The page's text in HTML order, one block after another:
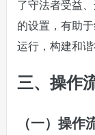
了守法者受益
的设置，有助
运行，构建和谐
三、操作
（一）操作